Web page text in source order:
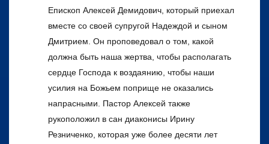
Епископ Алексей Демидович, который приехал
вместе со своей супругой Надеждой и сыном
Дмитрием. Он проповедовал о том, какой
должна быть наша жертва, чтобы располагать
сердце Господа к воздаянию, чтобы наши
усилия на Божьем поприще не оказались
напрасными. Пастор Алексей также
рукоположил в сан диаконисы Ирину
Резниченко, которая уже более десяти лет